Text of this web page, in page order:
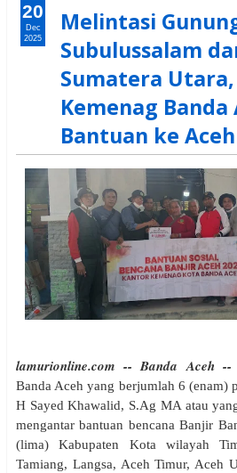
Melintasi
Subulussalam
Sumatera
Kemenag
Bantuan ke
lamurionline.com -- Banda Aceh --
Banda Aceh yang berjumlah 6 (enam)
H Sayed Khawalid, S.Ag MA atau
mengantar bantuan bencana Banjir
(lima) Kabupaten Kota wilayah
Tamiang, Langsa, Aceh Timur, Aceh
20
Dec
2025